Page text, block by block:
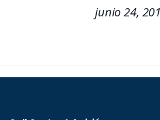
junio 24,